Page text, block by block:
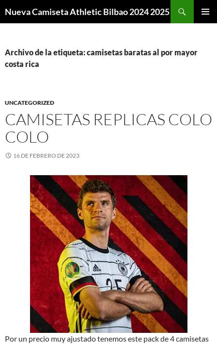
Nueva Camiseta Athletic Bilbao 2024 2025
Archivo de la etiqueta: camisetas baratas al por mayor
costa rica
UNCATEGORIZED
CAMISETAS REPLICAS COLO
COLO
16 DE FEBRERO DE 2023
Por un precio muy ajustado tenemos este pack de 4 camisetas